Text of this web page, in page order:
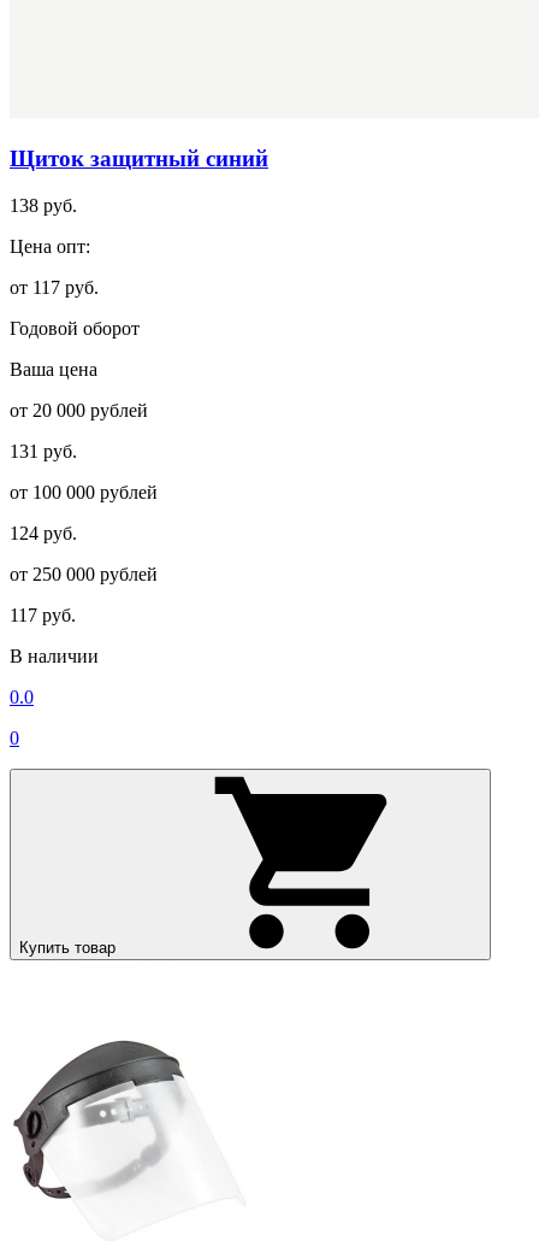
Щиток защитный синий
138 руб.
Цена опт:
от 117 руб.
Годовой оборот
Ваша цена
от 20 000 рублей
131 руб.
от 100 000 рублей
124 руб.
от 250 000 рублей
117 руб.
В наличии
0.0
0
Купить товар